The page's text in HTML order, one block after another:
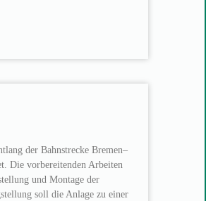
der Bahnstrecke Bremen–
Die vorbereitenden Arbeiten
und Montage der
soll die Anlage zu einer